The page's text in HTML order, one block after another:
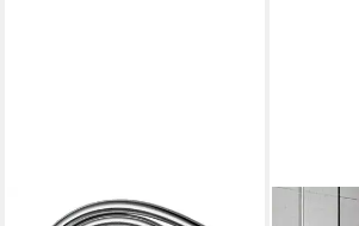
HANSGROHE